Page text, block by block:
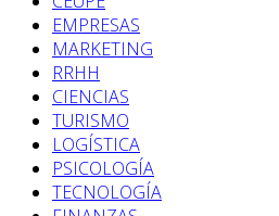
EMPRESAS
MARKETING
RRHH
CIENCIAS
TURISMO
LOGÍSTICA
PSICOLOGÍA
TECNOLOGÍA